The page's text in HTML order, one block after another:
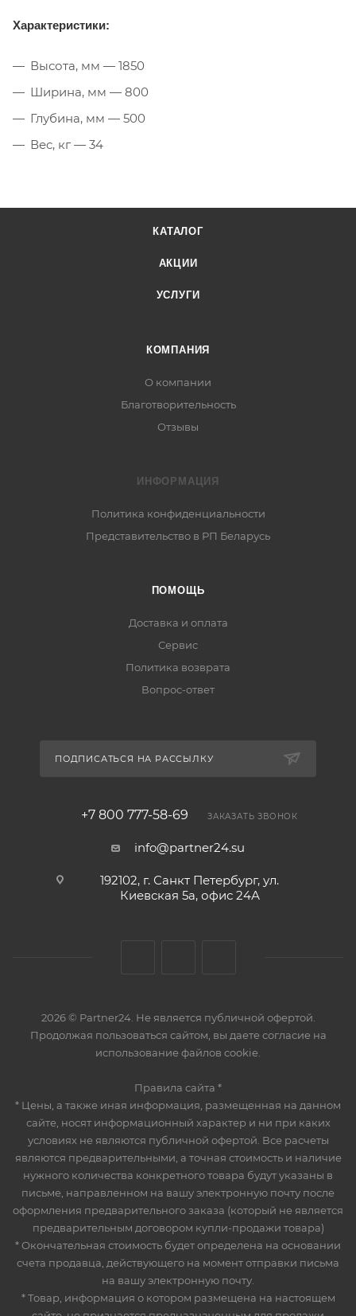
Характеристики:
Высота, мм — 1850
Ширина, мм — 800
Глубина, мм — 500
Вес, кг — 34
КАТАЛОГ
АКЦИИ
УСЛУГИ
КОМПАНИЯ
О компании
Благотворительность
Отзывы
ИНФОРМАЦИЯ
Политика конфиденциальности
Представительство в РП Беларусь
ПОМОЩЬ
Доставка и оплата
Сервис
Политика возврата
Вопрос-ответ
ПОДПИСАТЬСЯ НА РАССЫЛКУ
+7 800 777-58-69 ЗАКАЗАТЬ ЗВОНОК
info@partner24.su
192102, г. Санкт Петербург, ул.
Киевская 5а, офис 24А
2026 © Partner24. Не является публичной офертой.
Продолжая пользоваться сайтом, вы даете согласие на
использование файлов cookie.
Правила сайта *
* Цены, а также иная информация, размещенная на данном
сайте, носят информационный характер и ни при каких
условиях не являются публичной офертой. Все расчеты
являются предварительными, а точная стоимость и наличие
нужного количества конкретного товара будут указаны в
письме, направленном на вашу электронную почту после
оформления предварительного заказа (который не является
предварительным договором купли-продажи товара)
* Окончательная стоимость будет определена на основании
счета продавца, действующего на момент отправки письма
на вашу электронную почту.
* Товар, информация о котором размещена на настоящем